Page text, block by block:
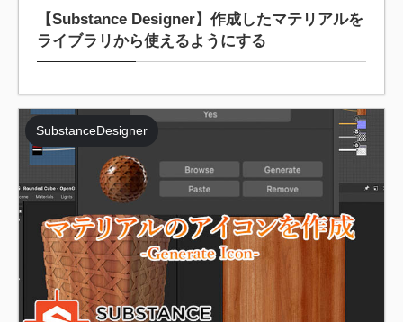
【Substance Designer】作成したマテリアルを
ライブラリから使えるようにする
SubstanceDesigner